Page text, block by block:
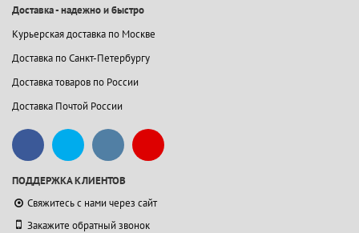
Доставка - надежно и быстро
Курьерская доставка по Москве
Доставка по Санкт-Петербургу
Доставка товаров по России
Доставка Почтой России
ПОДДЕРЖКА КЛИЕНТОВ
Свяжитесь с нами через сайт
Закажите обратный звонок